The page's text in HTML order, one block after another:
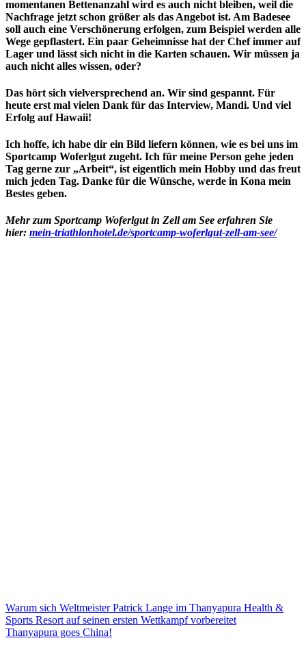
momentanen Bettenanzahl wird es auch nicht bleiben, weil die
Nachfrage jetzt schon größer als das Angebot ist. Am Badesee
soll auch eine Verschönerung erfolgen, zum Beispiel werden alle
Wege gepflastert. Ein paar Geheimnisse hat der Chef immer auf
Lager und lässt sich nicht in die Karten schauen. Wir müssen ja
auch nicht alles wissen, oder?
Das hört sich vielversprechend an. Wir sind gespannt. Für
heute erst mal vielen Dank für das Interview, Mandi. Und viel
Erfolg auf Hawaii!
Ich hoffe, ich habe dir ein Bild liefern können, wie es bei uns im
Sportcamp Woferlgut zugeht. Ich für meine Person gehe jeden
Tag gerne zur „Arbeit“, ist eigentlich mein Hobby und das freut
mich jeden Tag. Danke für die Wünsche, werde in Kona mein
Bestes geben.
Mehr zum Sportcamp Woferlgut in Zell am See erfahren Sie
hier: mein-triathlonhotel.de/sportcamp-woferlgut-zell-am-see/
Warum sich Weltmeister Patrick Lange im Thanyapura Health &
Sports Resort auf seinen ersten Wettkampf vorbereitet
Thanyapura goes China!